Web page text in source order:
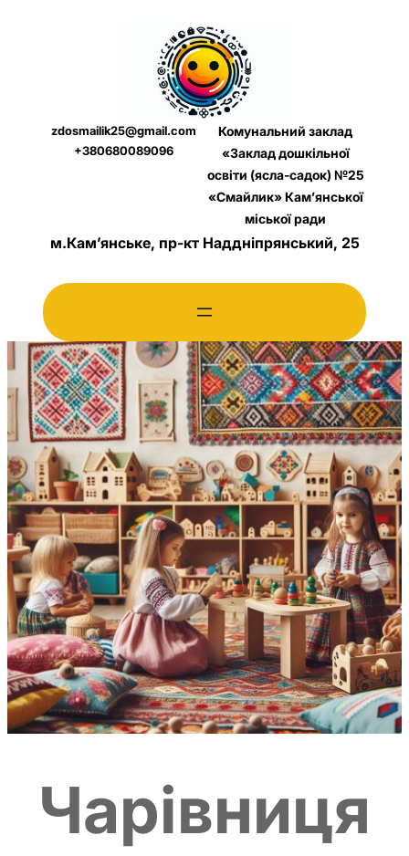
zdosmailik25@gmail.com
+380680089096
Комунальний заклад
«Заклад дошкільної
освіти (ясла-садок) №25
«Смайлик» Кам’янської
міської ради
м.Кам’янське, пр-кт Наддніпрянський, 25
Чарівниця